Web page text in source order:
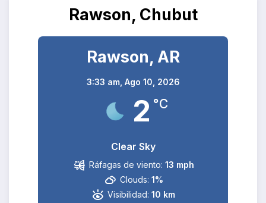
Rawson, Chubut
Rawson, AR
3:33 am, Ago 10, 2026
2 °C
Clear Sky
Ráfagas de viento: 13 mph
Clouds: 1%
Visibilidad: 10 km